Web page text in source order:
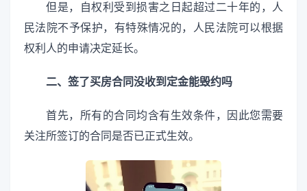
但是，自权利受到损害之日起超过二十年的，人
民法院不予保护，有特殊情况的，人民法院可以根据
权利人的申请决定延长。
二、签了买房合同没收到定金能毁约吗
首先，所有的合同均含有生效条件，因此您需要
关注所签订的合同是否已正式生效。